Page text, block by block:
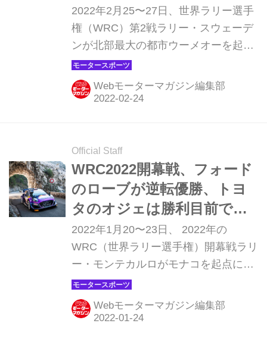
スウェーデン プレビュー】
2022年2月25〜27日、世界ラリー選手
権（WRC）第2戦ラリー・スウェーデ
ンが北部最大の都市ウーメオーを起点
に開催される。開幕戦ラリー・モンテ
カルロとはまったく異なるシーズン唯
一のスノーイベントは、どんな戦いと
Webモーターマガジン編集部
Official Staff
WRC2022開幕戦、フォード
のローブが逆転優勝、トヨ
タのオジェは勝利目前で痛
恨のパンク【ラリー・モン
テカルロ】
2022年1月20〜23日、 2022年の
WRC（世界ラリー選手権）開幕戦ラリ
ー・モンテカルロがモナコを起点に開
催され、Mスポーツ・フォードのセバ
スチャン・ローブが優勝、通算80勝目
をあげた。2位にはトヨタのセバスチ
Webモーターマガジン編集部